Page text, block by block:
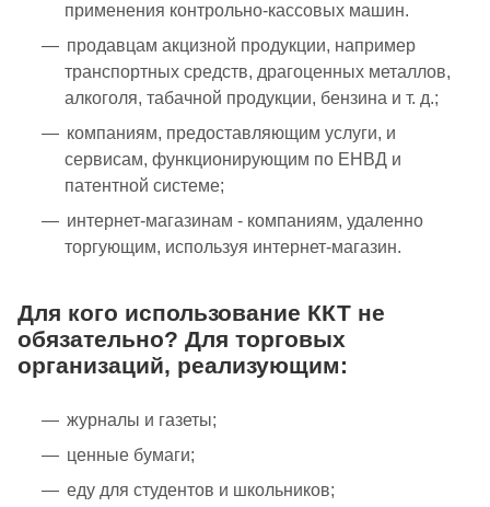
применения контрольно-кассовых машин.
продавцам акцизной продукции, например
транспортных средств, драгоценных металлов,
алкоголя, табачной продукции, бензина и т. д.;
компаниям, предоставляющим услуги, и
сервисам, функционирующим по ЕНВД и
патентной системе;
интернет-магазинам - компаниям, удаленно
торгующим, используя интернет-магазин.
Для кого использование ККТ не
обязательно? Для торговых
организаций, реализующим:
журналы и газеты;
ценные бумаги;
еду для студентов и школьников;